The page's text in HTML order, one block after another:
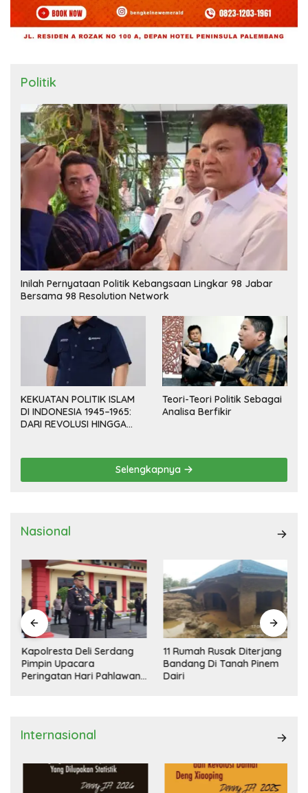
Politik
Inilah Pernyataan Politik Kebangsaan Lingkar 98 Jabar
Bersama 98 Resolution Network
KEKUATAN POLITIK ISLAM
DI INDONESIA 1945–1965:
DARI REVOLUSI HINGGA
Teori-Teori Politik Sebagai
Analisa Berfikir
Selengkapnya
Nasional
Kapolresta Deli Serdang
Pimpin Upacara
Peringatan Hari Pahlawan
11 Rumah Rusak Diterjang
Bandang Di Tanah Pinem
Dairi
Internasional